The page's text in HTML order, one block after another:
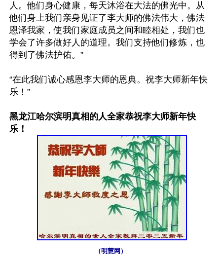
人。他们身心健康，每天沐浴在大法的佛光中。从
他们身上我们亲身见证了李大师的佛法伟大，佛法
恩泽我家，使我们家庭成员之间和睦相处，我们也
学会了许多做好人的道理。我们支持他们修炼，也
得到了佛法护佑。”
“在此我们诚心感恩李大师的恩典。祝李大师新年快
乐！”
黑龙江哈尔滨明真相的人全家恭祝李大师新年快
乐！
（明慧网）